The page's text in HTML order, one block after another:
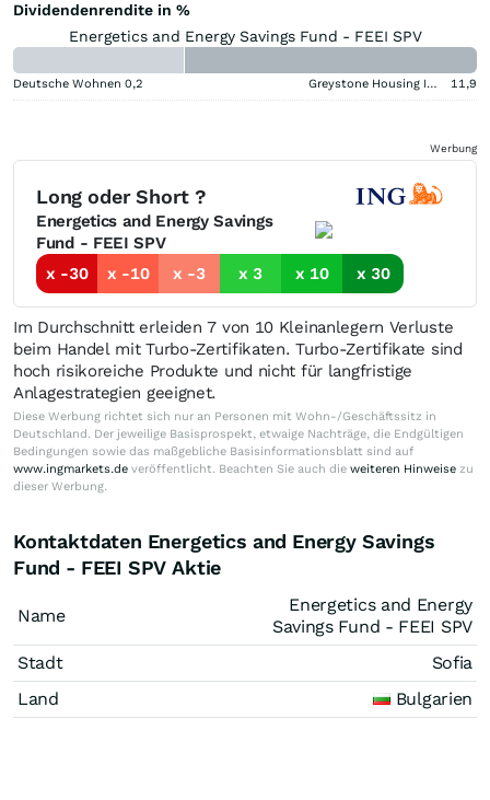
Dividendenrendite in %
Energetics and Energy Savings Fund - FEEI SPV
Deutsche Wohnen 0,2 Greystone Housing Impact Investors LP Benef Unit Cert 11,9
Werbung
Long oder Short ?
Energetics and Energy Savings
Fund - FEEI SPV
x -30
x -10 x -3 x 3 x 10 x 30
Im Durchschnitt erleiden 7 von 10 Kleinanlegern Verluste
beim Handel mit Turbo-Zertifikaten. Turbo-Zertifikate sind
hoch risikoreiche Produkte und nicht für langfristige
Anlagestrategien geeignet.
Diese Werbung richtet sich nur an Personen mit Wohn-/Geschäftssitz in
Deutschland. Der jeweilige Basisprospekt, etwaige Nachträge, die Endgültigen
Bedingungen sowie das maßgebliche Basisinformationsblatt sind auf
www.ingmarkets.de veröffentlicht. Beachten Sie auch die weiteren Hinweise zu
dieser Werbung.
Kontaktdaten Energetics and Energy Savings
Fund - FEEI SPV Aktie
Name
Energetics and Energy
Savings Fund - FEEI SPV
Stadt
Sofia
Land
Bulgarien